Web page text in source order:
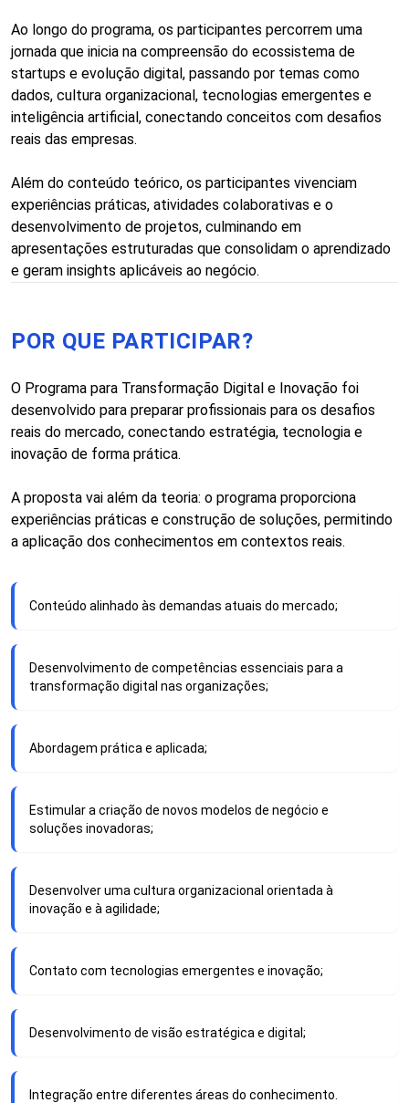
Ao longo do programa, os participantes percorrem uma
jornada que inicia na compreensão do ecossistema de
startups e evolução digital, passando por temas como
dados, cultura organizacional, tecnologias emergentes e
inteligência artificial, conectando conceitos com desafios
reais das empresas.
Além do conteúdo teórico, os participantes vivenciam
experiências práticas, atividades colaborativas e o
desenvolvimento de projetos, culminando em
apresentações estruturadas que consolidam o aprendizado
e geram insights aplicáveis ao negócio.
POR QUE PARTICIPAR?
O Programa para Transformação Digital e Inovação foi
desenvolvido para preparar profissionais para os desafios
reais do mercado, conectando estratégia, tecnologia e
inovação de forma prática.
A proposta vai além da teoria: o programa proporciona
experiências práticas e construção de soluções, permitindo
a aplicação dos conhecimentos em contextos reais.
Conteúdo alinhado às demandas atuais do mercado;
Desenvolvimento de competências essenciais para a
transformação digital nas organizações;
Abordagem prática e aplicada;
Estimular a criação de novos modelos de negócio e
soluções inovadoras;
Desenvolver uma cultura organizacional orientada à
inovação e à agilidade;
Contato com tecnologias emergentes e inovação;
Desenvolvimento de visão estratégica e digital;
Integração entre diferentes áreas do conhecimento.